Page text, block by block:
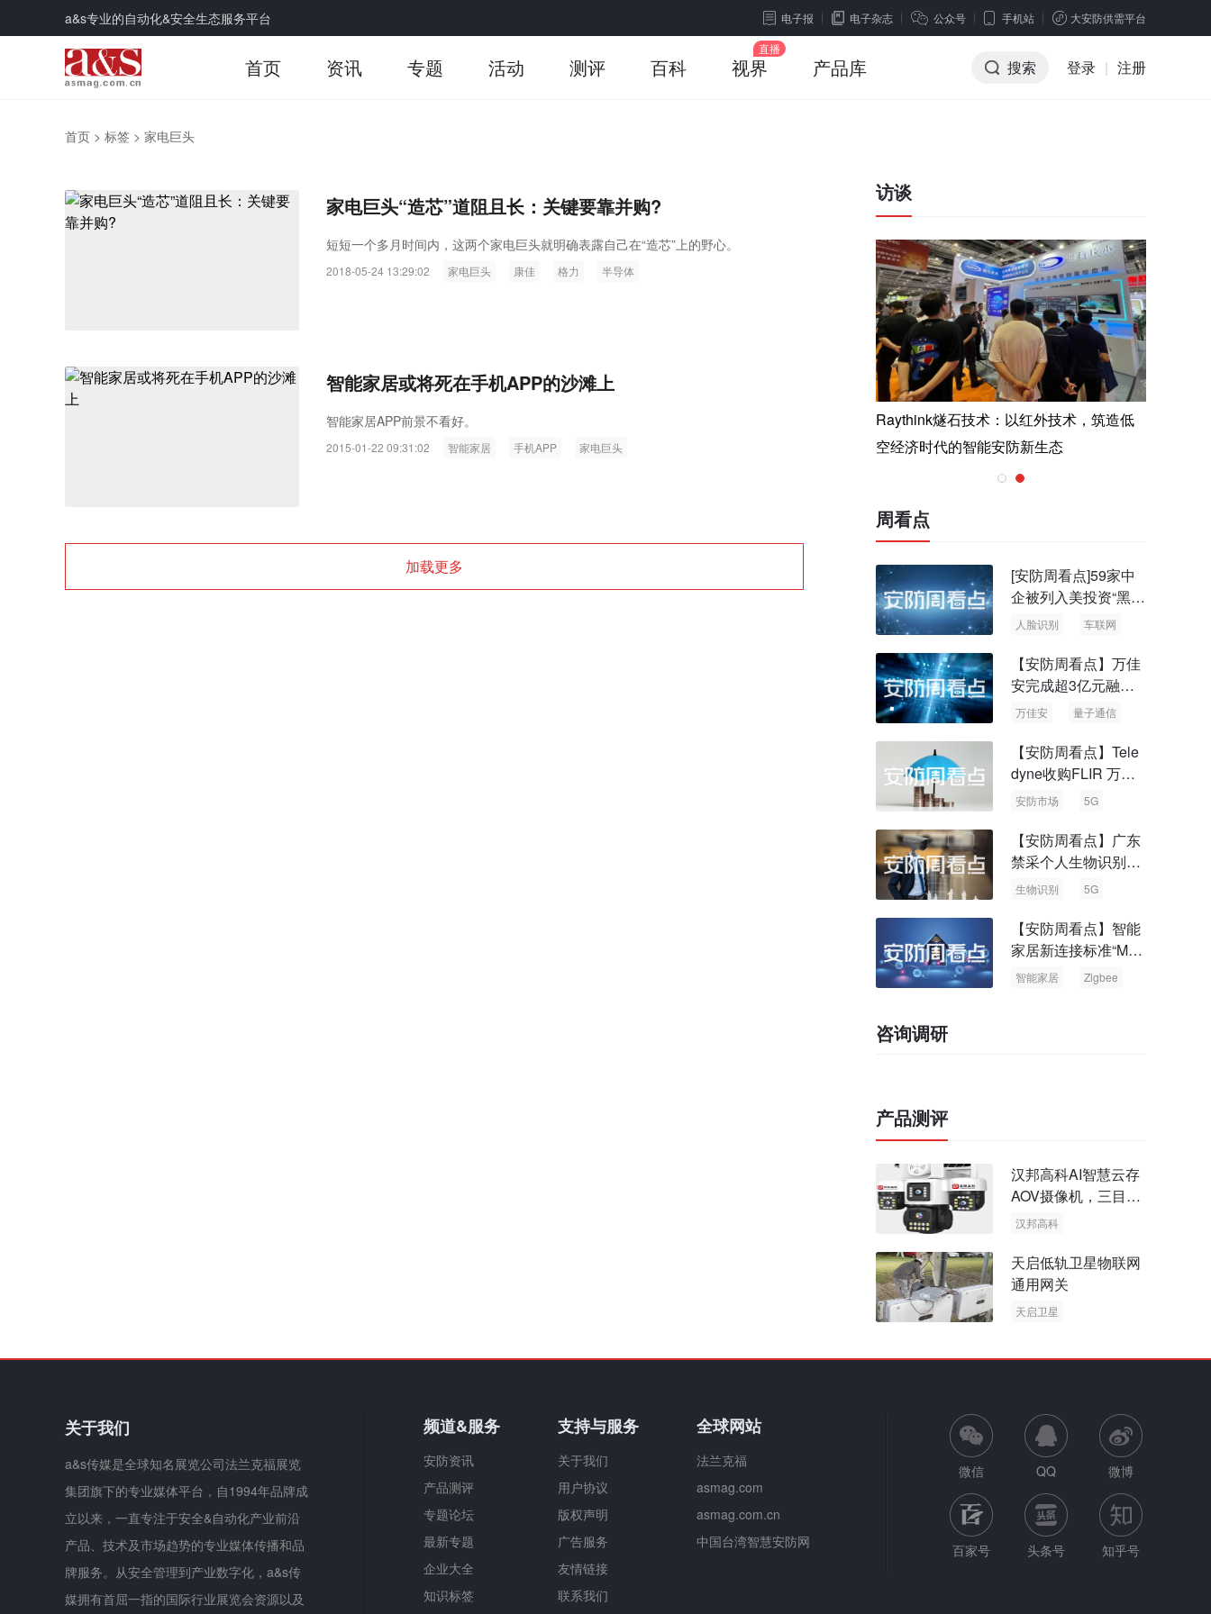
a&s专业的自动化&安全生态服务平台 电子报 电子杂志 公众号 手机站 大安防供需平台
首页 资讯 专题 活动 测评 百科 视界 产品库 搜索 登录 | 注册
首页 > 标签 > 家电巨头
家电巨头“造芯”道阻且长：关键要靠并购?
短短一个多月时间内，这两个家电巨头就明确表露自己在“造芯”上的野心。
2018-05-24 13:29:02 家电巨头 康佳 格力 半导体
智能家居或将死在手机APP的沙滩上
智能家居APP前景不看好。
2015-01-22 09:31:02 智能家居 手机APP 家电巨头
加载更多
访谈
Raythink燧石技术：以红外技术，筑造低
空经济时代的智能安防新生态
输行业创新
Raythink燧石技术：以红外技术，筑造低
空经济时代的智能安防新生态
周看点
[安防周看点]59家中
企被列入美投资“黑名
单” 中国信通院启动
人脸识别 车联网
【安防周看点】万佳
安完成超3亿元融资
国内首批量子通信标
万佳安 量子通信
【安防周看点】Tele
dyne收购FLIR 万物
云新品牌“万御安防”
安防市场 5G
【安防周看点】广东
禁采个人生物识别信
息 中国5G基站占全
生物识别 5G
【安防周看点】智能
家居新连接标准“Matt
er” Zigbee联盟更名
智能家居 Zigbee
咨询调研
产品测评
汉邦高科AI智慧云存
AOV摄像机，三目太
阳能多摄球机
汉邦高科
太阳能多摄球机
天启低轨卫星物联网
通用网关
天启卫星
关于我们
a&s传媒是全球知名展览公司法兰克福展览
集团旗下的专业媒体平台，自1994年品牌成
立以来，一直专注于安全&自动化产业前沿
产品、技术及市场趋势的专业媒体传播和品
牌服务。从安全管理到产业数字化，a&s传
媒拥有首屈一指的国际行业展览会资源以及
频道&服务
安防资讯
产品测评
专题论坛
最新专题
企业大全
知识标签
支持与服务
关于我们
用户协议
版权声明
广告服务
友情链接
联系我们
全球网站
法兰克福
asmag.com
asmag.com.cn
中国台湾智慧安防网
微信 QQ 微博
百家号 头条号 知乎号